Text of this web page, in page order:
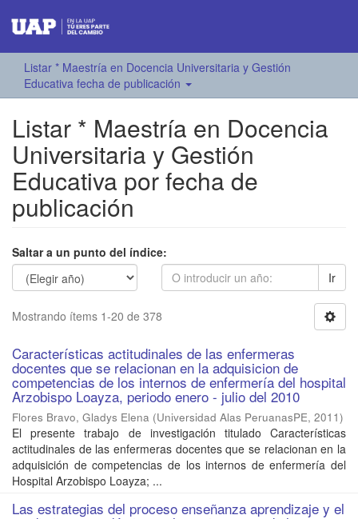
Listar * Maestría en Docencia Universitaria y Gestión
Educativa fecha de publicación
Listar * Maestría en Docencia
Universitaria y Gestión
Educativa por fecha de
publicación
Saltar a un punto del índice:
Ir
Mostrando ítems 1-20 de 378
Características actitudinales de las enfermeras
docentes que se relacionan en la adquisicion de
competencias de los internos de enfermería del hospital
Arzobispo Loayza, periodo enero - julio del 2010
Flores Bravo, Gladys Elena (Universidad Alas PeruanasPE, 2011)
El presente trabajo de investigación titulado Características
actitudinales de las enfermeras docentes que se relacionan en la
adquisición de competencias de los internos de enfermería del
Hospital Arzobispo Loayza; ...
Las estrategias del proceso enseñanza aprendizaje y el